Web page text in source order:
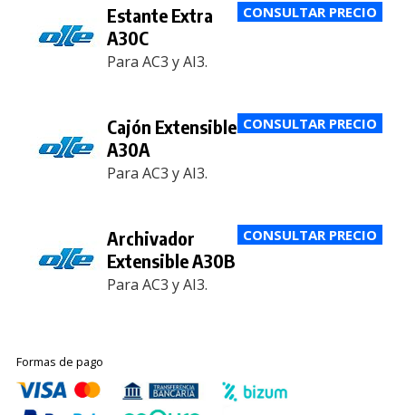
Estante Extra
A30C
Para AC3 y AI3.
Cajón Extensible
A30A
Para AC3 y AI3.
Archivador
Extensible A30B
Para AC3 y AI3.
Formas de pago